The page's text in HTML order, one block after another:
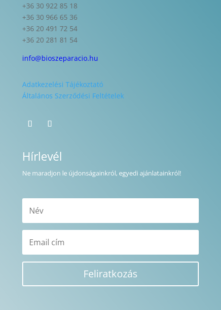
+36 30 922 85 18
+36 30 966 65 36
+36 20 491 72 54
+36 20 281 81 54
info@bioszeparacio.hu
Adatkezelési Tájékoztató
Általános Szerződési Feltételek
Hírlevél
Ne maradjon le újdonságainkról, egyedi ajánlatainkról!
Feliratkozás